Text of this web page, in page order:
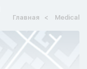
Главная Medical